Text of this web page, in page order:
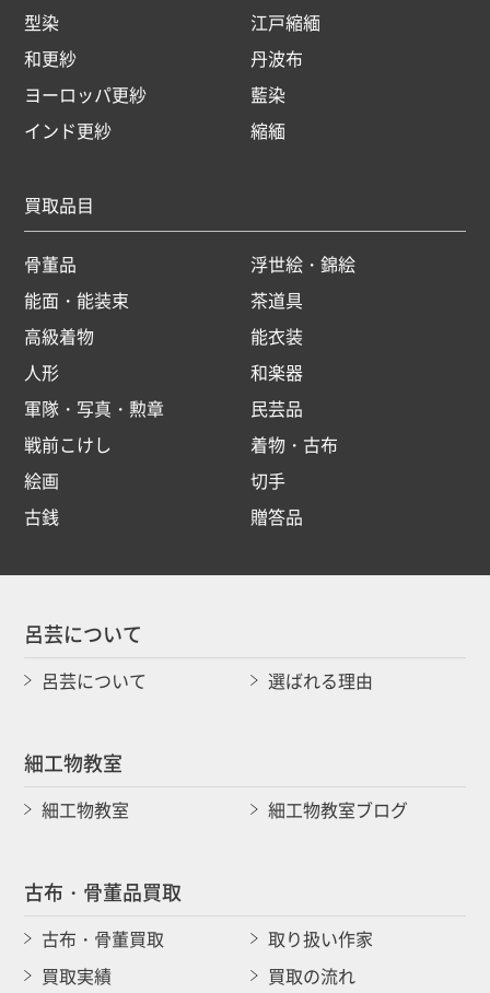
型染
江戸縮緬
和更紗
丹波布
ヨーロッパ更紗
藍染
インド更紗
縮緬
買取品目
骨董品
浮世絵・錦絵
能面・能装束
茶道具
高級着物
能衣装
人形
和楽器
軍隊・写真・勲章
民芸品
戦前こけし
着物・古布
絵画
切手
古銭
贈答品
呂芸について
呂芸について 選ばれる理由
細工物教室
細工物教室 細工物教室ブログ
古布・骨董品買取
古布・骨董買取
取り扱い作家
買取実績
買取の流れ